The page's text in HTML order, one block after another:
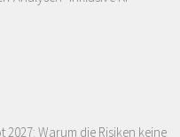
Warum die Risiken keine